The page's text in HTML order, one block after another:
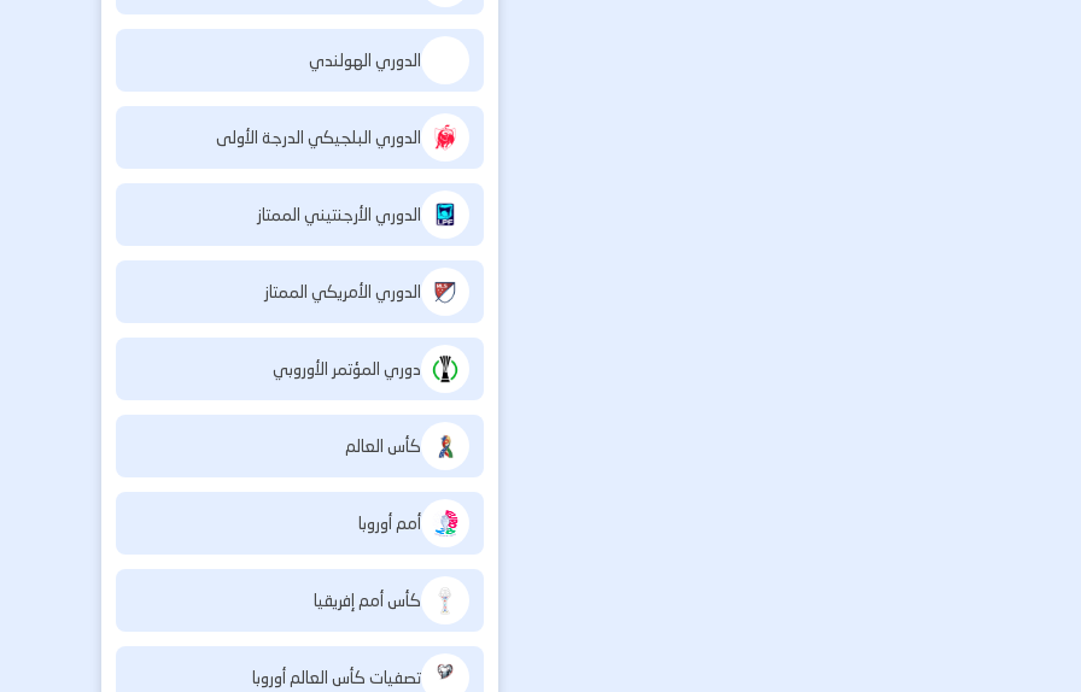
الدوري الهولندي
الدوري البلجيكي الدرجة الأولى
الدوري الأرجنتيني الممتاز
الدوري الأمريكي الممتاز
دوري المؤتمر الأوروبي
كأس العالم
أمم أوروبا
كأس أمم إفريقيا
تصفيات كأس العالم أوروبا